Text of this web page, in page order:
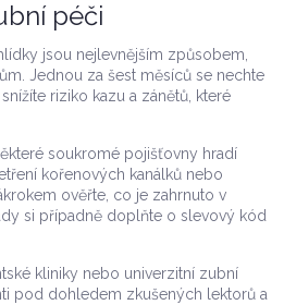
péči
jsou nejlevnějším způsobem,
Jednou za šest měsíců se nechte
riziko kazu a zánětů, které
soukromé pojišťovny hradí
kořenových kanálků nebo
ověřte, co je zahrnuto v
si případně doplňte o slevový kód
kliniky nebo univerzitní zubní
pod dohledem zkušených lektorů a